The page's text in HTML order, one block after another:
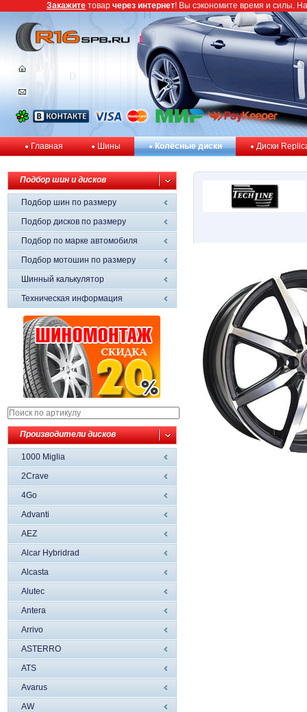
Главная Шины Колёсные диски Диски
Подбор шин и дисков
Подбор шин по размеру
Подбор дисков по размеру
Подбор по марке автомобиля
Подбор мотошин по размеру
Шинный калькулятор
Техническая информация
Производители дисков
1000 Miglia
2Crave
4Go
Advanti
AEZ
Alcar Hybridrad
Alcasta
Alutec
Antera
Arrivo
ASTERRO
ATS
Avarus
AW
Закажите товар через интернет! Вы сэкономите время и силы.